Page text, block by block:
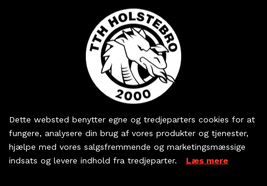
Køb dine billetter og
dine partnerbilletter
KØB BILLET
’Jeg synes, vi spiller en god kamp’
Med fem scoringer og stor involvering i TTH-
angrebet lykkedes det Damgaard netop det. At
vise dig godt frem i sæsonens første
selvfølgelig skuffede over, at vi ikke vinder, når
vi er så tæt på. Men jeg synes, vi spiller godt,
og publikum var godt med.
Dette websted benytter egne og tredjeparters cookies for at
fungere, analysere din brug af vores produkter og tjenester,
hjælpe med vores salgsfremmende og marketingsmæssige
indsats og levere indhold fra tredjeparter. Læs mere